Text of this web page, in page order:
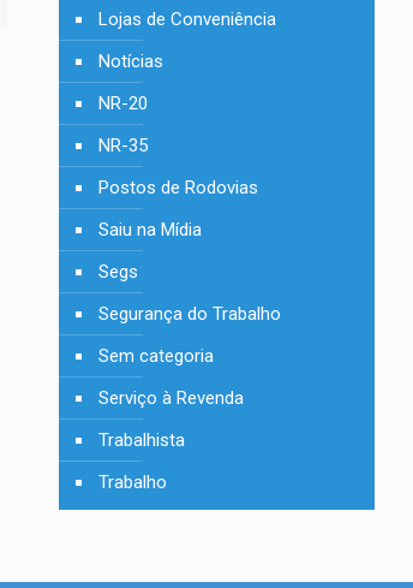
Lojas de Conveniência
Notícias
NR-20
NR-35
Postos de Rodovias
Saiu na Mídia
Segs
Segurança do Trabalho
Sem categoria
Serviço à Revenda
Trabalhista
Trabalho